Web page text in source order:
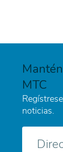
MTC
noticias.
electrónico